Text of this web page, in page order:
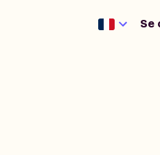
Se